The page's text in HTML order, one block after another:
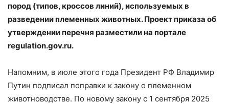
пород (типов, кроссов линий), используемых в
разведении племенных животных. Проект приказа об
утверждении перечня разместили на портале
regulation.gov.ru.
Напомним, в июле этого года Президент РФ Владимир
Путин подписал поправки к закону о племенном
животноводстве. По новому закону с 1 сентября 2025